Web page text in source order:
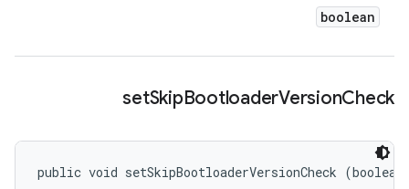
boolean
setSkipBootloaderVersionCheck
public void setSkipBootloaderVersionCheck (boolean